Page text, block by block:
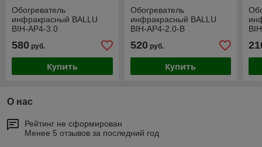
Обогреватель
инфракрасный BALLU
BIH-AP4-3.0
580 руб.
Купить
Обогреватель
инфракрасный BALLU
BIH-AP4-2.0-B
520руб.
Купить
О нас
Рейтинг не сформирован
Менее 5 отзывов за последний год